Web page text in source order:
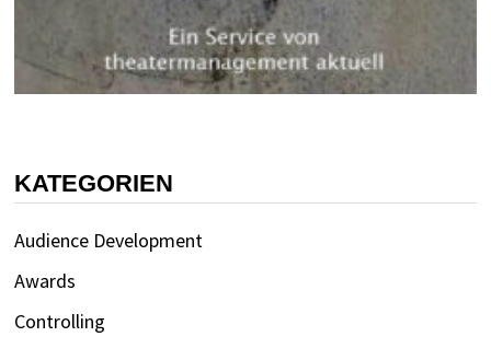
KATEGORIEN
Audience Development
Awards
Controlling